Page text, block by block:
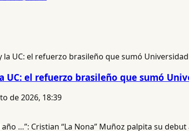
UC: el refuerzo brasileño que sumó
de 2026, 18:39